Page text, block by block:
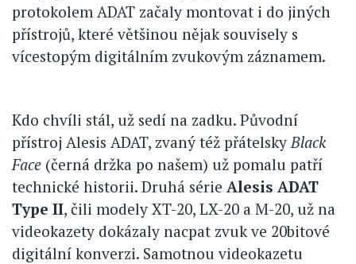
protokolem ADAT začaly montovat i do jiných
přístrojů, které většinou nějak souvisely s
vícestopým digitálním zvukovým záznamem.
Kdo chvíli stál, už sedí na zadku. Původní
přístroj Alesis ADAT, zvaný též přátelsky Black
Face (černá držka po našem) už pomalu patří
technické historii. Druhá série Alesis ADAT
Type II, čili modely XT-20, LX-20 a M-20, už na
videokazety dokázaly nacpat zvuk ve 20bitové
digitální konverzi. Samotnou videokazetu